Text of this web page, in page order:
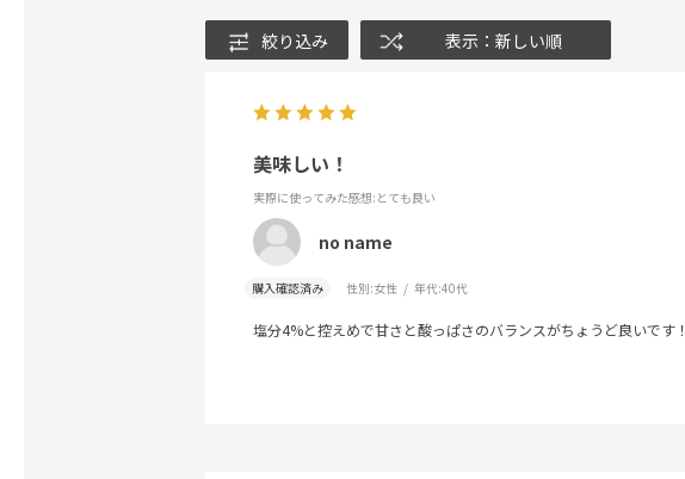
絞り込み 表示：新しい順
美味しい！
実際に使ってみた感想:とても良い
no name
購入確認済み 性別:女性 年代:40代
塩分4%と控えめで甘さと酸っぱさのバランスがちょうど良いです！